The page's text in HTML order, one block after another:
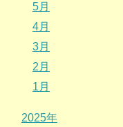
5月
4月
3月
2月
1月
2025年